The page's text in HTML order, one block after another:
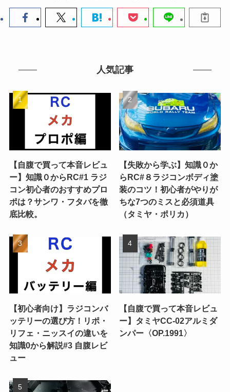
人気記事
【自腹で買って本音レビュ
ー】知識０からRC#1 ラジ
コン初心者のおすすめプロ
ポは？サンワ・フタバを徹
底比較。
【失敗から学ぶ】知識０か
らRC#８ラジコンボディ塗
装のコツ！初心者がやりが
ちな7つのミスと必須道具
（タミヤ・ポリカ）
【初心者向け】ラジコンバ
ッテリーの選び方！リポ・
リフェ・ニッスイの違いを
知識0から解説#3 自腹レビ
ュー
【自腹で買って本音レビュ
ー】タミヤCC-02アルミダ
ンパー〈OP.1991〉